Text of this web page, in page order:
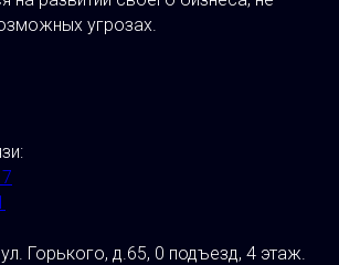
угрозах.
ул. Горького, д.65, 0 подъезд, 4 этаж.